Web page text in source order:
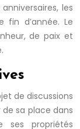
les
fin d’année. Le
de paix et
de discussions
sa place dans
ses propriétés